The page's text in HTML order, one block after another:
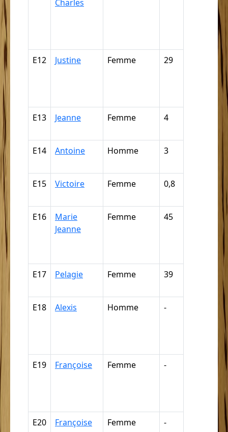
Charles
mulâtre,
(par
E12
Justine Femme 29
négresse,
négrillon,
négritte ...
E13
Jeanne Femme 4
E14
Antoine Homme 3
E15
Victoire Femme 0,8
E16
Marie
Jeanne
Femme 45
négresse,
négritte ...
E17
Pelagie Femme 39
E18
Alexis Homme -
négresse,
négrillon,
négritte ...
E19
Françoise Femme -
négritte ...
E20
Françoise Femme -